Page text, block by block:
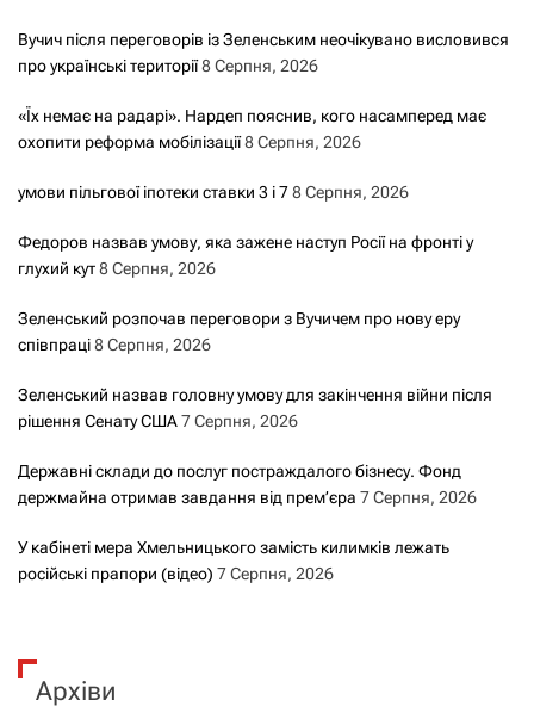
Вучич після переговорів із Зеленським неочікувано висловився
про українські території8 Серпня, 2026
«Їх немає на радарі». Нардеп пояснив, кого насамперед має
охопити реформа мобілізації8 Серпня, 2026
умови пільгової іпотеки ставки 3 і 78 Серпня, 2026
Федоров назвав умову, яка зажене наступ Росії на фронті у
глухий кут8 Серпня, 2026
Зеленський розпочав переговори з Вучичем про нову еру
співпраці8 Серпня, 2026
Зеленський назвав головну умову для закінчення війни після
рішення Сенату США7 Серпня, 2026
Державні склади до послуг постраждалого бізнесу. Фонд
держмайна отримав завдання від прем’єра 7 Серпня, 2026
У кабінеті мера Хмельницького замість килимків лежать
російські прапори (відео) 7 Серпня, 2026
Архіви